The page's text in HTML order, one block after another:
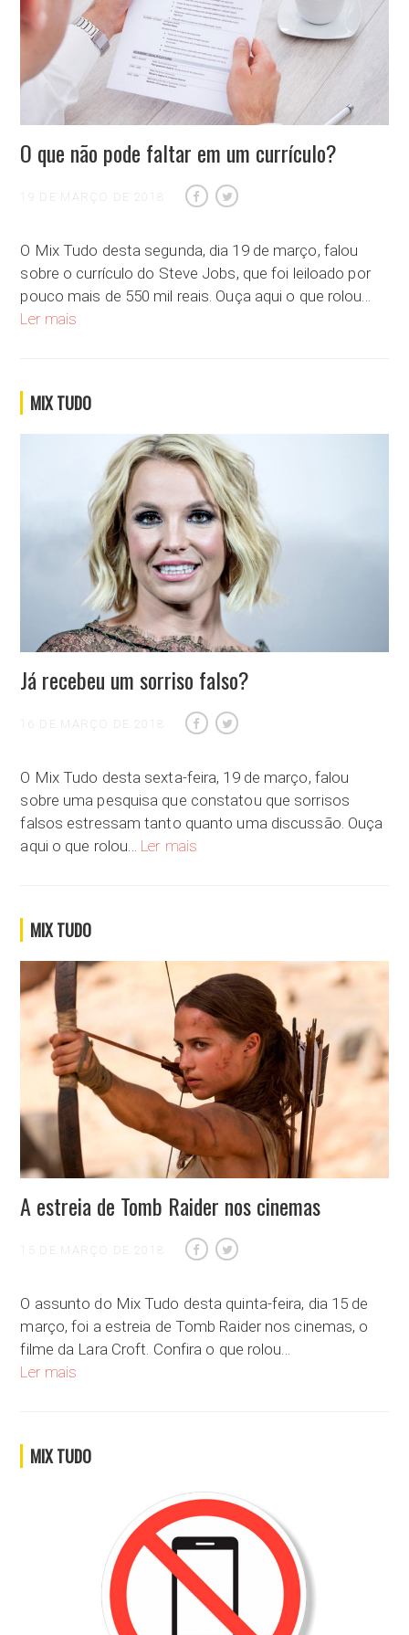
O que não pode faltar em um currículo?
19 DE MARÇO DE 2018
O Mix Tudo desta segunda, dia 19 de março, falou
sobre o currículo do Steve Jobs, que foi leiloado por
pouco mais de 550 mil reais. Ouça aqui o que rolou…
Ler mais
MIX TUDO
Já recebeu um sorriso falso?
16 DE MARÇO DE 2018
O Mix Tudo desta sexta-feira, 19 de março, falou
sobre uma pesquisa que constatou que sorrisos
falsos estressam tanto quanto uma discussão. Ouça
aqui o que rolou… Ler mais
MIX TUDO
A estreia de Tomb Raider nos cinemas
15 DE MARÇO DE 2018
O assunto do Mix Tudo desta quinta-feira, dia 15 de
março, foi a estreia de Tomb Raider nos cinemas, o
filme da Lara Croft. Confira o que rolou…
Ler mais
MIX TUDO